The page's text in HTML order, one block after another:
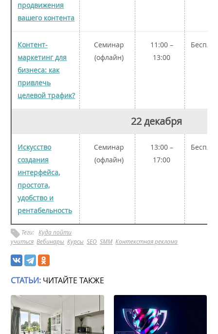
продвижения
вашего контента
Контент-
маркетинг для
бизнеса: как
привлечь
целевой трафик?
Семинар
(офлайн)
11:00 –
13:00
22 декабря
Искусство
создания
интерфейса,
простота,
удобство и
рентабельность
Семинар
(офлайн)
13:00 –
17:00
Теги: Куда пойти
учиться Вебинары Курсы SEO SMM Контекстная реклама
СТАТЬИ: ЧИТАЙТЕ ТАКЖЕ